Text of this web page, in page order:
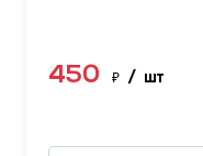
450 ₽ / шт